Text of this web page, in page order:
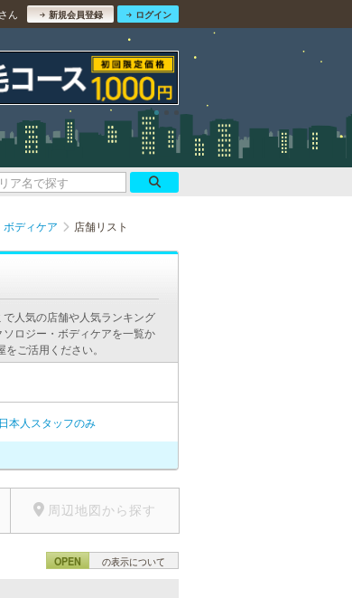
さん 新規会員登録 ログイン
ディケア 店舗リスト
人気の店舗や人気ランキング
ロジー・ボディケアを一覧か
ご活用ください。
日本人スタッフのみ
周辺地図から探す
OPEN の表示について